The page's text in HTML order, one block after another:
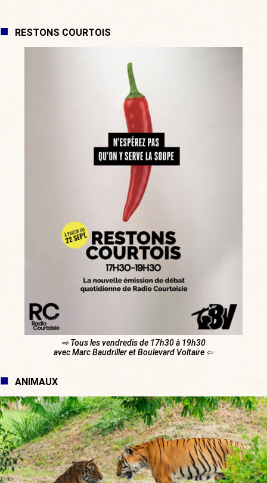
RESTONS COURTOIS
⇨ Tous les vendredis de 17h30 à 19h30
avec Marc Baudriller et Boulevard Voltaire ⇦
ANIMAUX